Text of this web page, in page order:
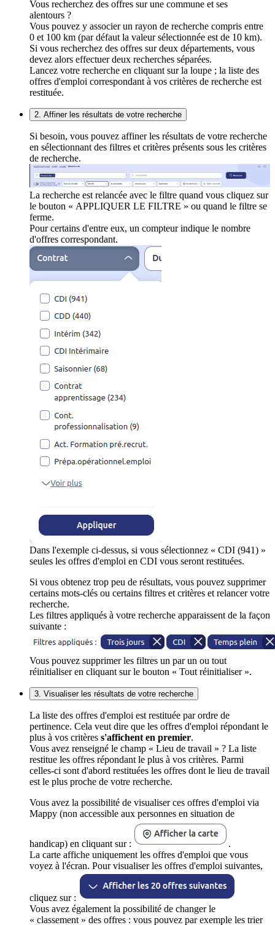
Vous recherchez des offres sur une commune et ses
alentours ?
Vous pouvez y associer un rayon de recherche compris entre
0 et 100 km (par défaut la valeur sélectionnée est de 10 km).
Si vous recherchez des offres sur deux départements, vous
devez alors effectuer deux recherches séparées.
Lancez votre recherche en cliquant sur la loupe ; la liste des
offres d'emploi correspondant à vos critères de recherche est
restituée.
2. Affiner les résultats de votre recherche
Si besoin, vous pouvez affiner les résultats de votre recherche
en sélectionnant des filtres et critères présents sous les critères
de recherche.
La recherche est relancée avec le filtre quand vous cliquez sur
le bouton « APPLIQUER LE FILTRE » ou quand le filtre se
ferme.
Pour certains d'entre eux, un compteur indique le nombre
d'offres correspondant.
Dans l'exemple ci-dessus, si vous sélectionnez « CDI (941) »
seules les offres d'emploi en CDI vous seront restituées.
Si vous obtenez trop peu de résultats, vous pouvez supprimer
certains mots-clés ou certains filtres et critères et relancer votre
recherche.
Les filtres appliqués à votre recherche apparaissent de la façon
suivante :
Vous pouvez supprimer les filtres un par un ou tout
réinitialiser en cliquant sur le bouton « Tout réinitialiser ».
3. Visualiser les résultats de votre recherche
La liste des offres d'emploi est restituée par ordre de
pertinence. Cela veut dire que les offres d'emploi répondant le
plus à vos critères s'affichent en premier.
Vous avez renseigné le champ « Lieu de travail » ? La liste
restitue les offres répondant le plus à vos critères. Parmi
celles-ci sont d'abord restituées les offres dont le lieu de travail
est le plus proche de votre recherche.
Vous avez la possibilité de visualiser ces offres d'emploi via
Mappy (non accessible aux personnes en situation de
handicap) en cliquant sur :
.
La carte affiche uniquement les offres d'emploi que vous
voyez à l'écran. Pour visualiser les offres d'emploi suivantes,
cliquez sur :
Vous avez également la possibilité de changer le
« classement » des offres : vous pouvez par exemple les trier